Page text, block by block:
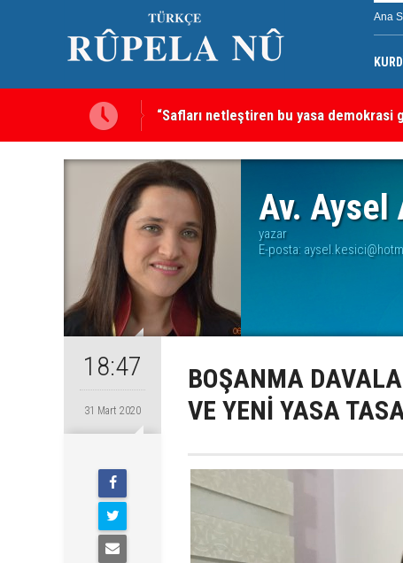
Ana
KURDÎ
“Safları netleştiren bu yasa demokrasi
Av. Aysel
yazar
E-posta:
18:47
31 Mart 2020
BOŞANMA
VE YENİ YASA